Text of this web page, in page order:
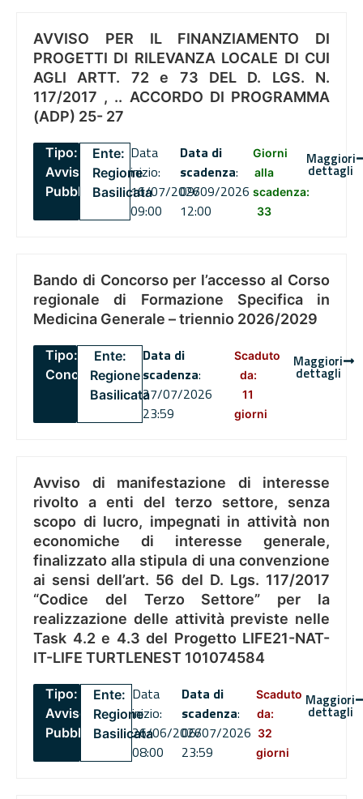
AVVISO PER IL FINANZIAMENTO DI
PROGETTI DI RILEVANZA LOCALE DI CUI
AGLI ARTT. 72 e 73 DEL D. LGS. N.
117/2017 , .. ACCORDO DI PROGRAMMA
(ADP) 25- 27
Tipo:
Avviso
Pubblico
Ente:
Regione
Basilicata
Data
inizio:
16/07/2026
09:00
Data di
scadenza:
09/09/2026
12:00
Giorni
alla
scadenza:
33
Maggiori
dettagli
Bando di Concorso per l’accesso al Corso
regionale di Formazione Specifica in
Medicina Generale – triennio 2026/2029
Tipo:
Concorsi
Ente:
Regione
Basilicata
Data di
scadenza:
27/07/2026
23:59
Scaduto
da:
11
giorni
Maggiori
dettagli
Avviso di manifestazione di interesse
rivolto a enti del terzo settore, senza
scopo di lucro, impegnati in attività non
economiche di interesse generale,
finalizzato alla stipula di una convenzione
ai sensi dell’art. 56 del D. Lgs. 117/2017
“Codice del Terzo Settore” per la
realizzazione delle attività previste nelle
Task 4.2 e 4.3 del Progetto LIFE21-NAT-
IT-LIFE TURTLENEST 101074584
Tipo:
Avviso
Pubblico
Ente:
Regione
Basilicata
Data
inizio:
26/06/2026
08:00
Data di
scadenza:
06/07/2026
23:59
Scaduto
da:
32
giorni
Maggiori
dettagli